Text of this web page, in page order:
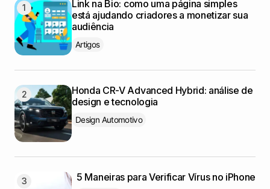
Link na Bio: como uma página simples
está ajudando criadores a monetizar sua
audiência
Artigos
Honda CR-V Advanced Hybrid: análise de
design e tecnologia
Design Automotivo
5 Maneiras para Verificar Vírus no iPhone